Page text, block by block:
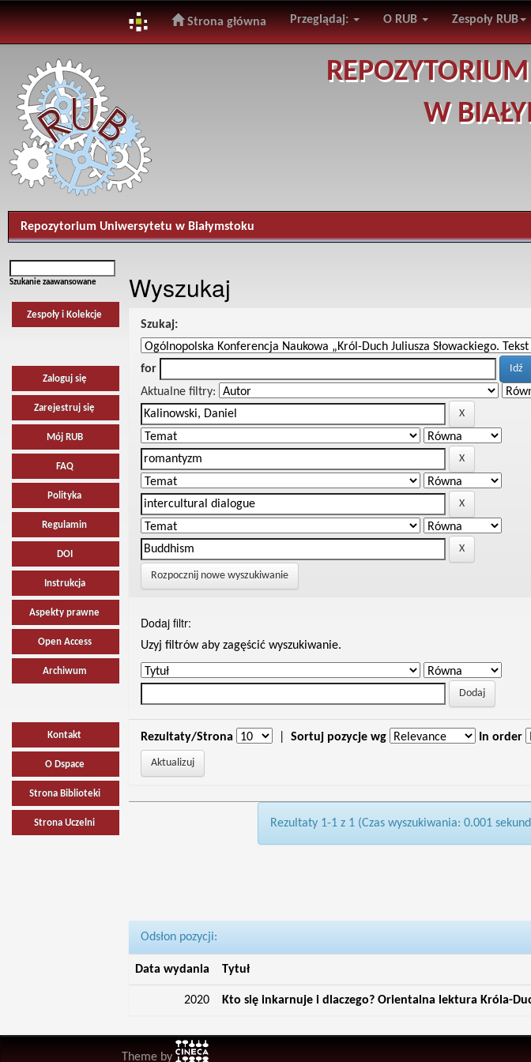
navigation
Strona główna Przeglądaj: O RUB Zespoły RUB
W
Repozytorium Uniwersytetu w Białymstoku
Szukanie zaawansowane
Zespoły i Kolekcje
Zaloguj się
Zarejestruj się
Mój RUB
FAQ
Polityka
Regulamin
DOI
Instrukcja
Aspekty prawne
Open Access
Archiwum
Kontakt
O Dspace
Strona Biblioteki
Strona Uczelni
Wyszukaj
Szukaj:
for
Aktualne filtry:
Rozpocznij nowe wyszukiwanie
Dodaj filtr:
Uzyj filtrów aby zagęścić wyszukiwanie.
Rezultaty/Strona Sortuj pozycje wg In order
Rezultaty 1-1 z 1 (Czas wyszukiwania: 0.001
Odsłon pozycji:
Data wydania Tytuł
2020 Kto się inkarnuje i dlaczego? Orientalna lektura Króla-
Theme by